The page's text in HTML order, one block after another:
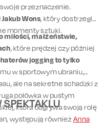
przeznaczenie.
Wons, który dostrzegł
momenty sztuki.
miłości, małżeństwie,
, które prędzej czy później
jogging to tylko
w sportowym ubraniu,
ale na sekretne schadzki z
połówka w pustym
która odgrywa swoją rolę
występują również Anna
SPEKTAKLU